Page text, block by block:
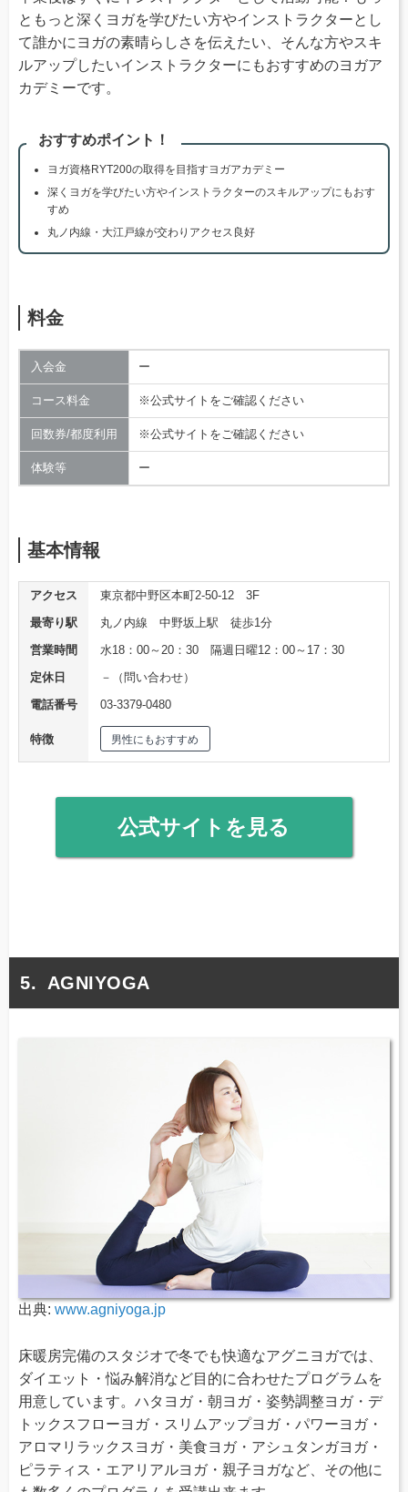
ともっと深くヨガを学びたい方やインストラクターとし
て誰かにヨガの素晴らしさを伝えたい、そんな方やスキ
ルアップしたいインストラクターにもおすすめのヨガア
カデミーです。
おすすめポイント！
ヨガ資格RYT200の取得を目指すヨガアカデミー
深くヨガを学びたい方やインストラクターのスキルアップにもおす
すめ
丸ノ内線・大江戸線が交わりアクセス良好
料金
入会金 ー
コース料金 ※公式サイトをご確認ください
回数券/都度利用 ※公式サイトをご確認ください
体験等 ー
基本情報
アクセス
東京都中野区本町2-50-12 3F
最寄り駅
丸ノ内線 中野坂上駅 徒歩1分
営業時間
水18：00～20：30 隔週日曜12：00～17：30
定休日
－（問い合わせ）
電話番号
03-3379-0480
特徴 男性にもおすすめ
公式サイトを見る
AGNIYOGA
出典: www.agniyoga.jp
床暖房完備のスタジオで冬でも快適なアグニヨガでは、
ダイエット・悩み解消など目的に合わせたプログラムを
用意しています。ハタヨガ・朝ヨガ・姿勢調整ヨガ・デ
トックスフローヨガ・スリムアップヨガ・パワーヨガ・
アロマリラックスヨガ・美食ヨガ・アシュタンガヨガ・
ピラティス・エアリアルヨガ・親子ヨガなど、その他に